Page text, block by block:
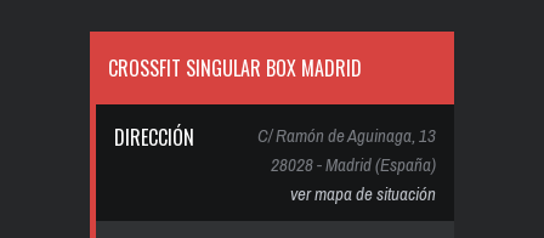
CROSSFIT SINGULAR BOX MADRID
DIRECCIÓN
C/ Ramón de Aguinaga, 13
28028 - Madrid (España)
ver mapa de situación